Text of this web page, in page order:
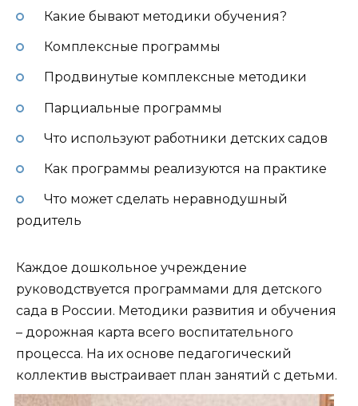
Какие бывают методики обучения?
Комплексные программы
Продвинутые комплексные методики
Парциальные программы
Что используют работники детских садов
Как программы реализуются на практике
Что может сделать неравнодушный
родитель
Каждое дошкольное учреждение
руководствуется программами для детского
сада в России. Методики развития и обучения
– дорожная карта всего воспитательного
процесса. На их основе педагогический
коллектив выстраивает план занятий с детьми.